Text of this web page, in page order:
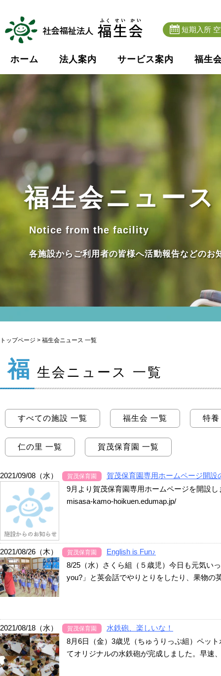
短期入所
ホーム 法人案内 サービス案内 福生
福生会ニュース
Notice from the facility
各施設からご利用者の皆様へ活動報告などのお
トップページ > 福生会ニュース 一覧
福 生会ニュース 一覧
すべての施設 一覧 福生会 一覧 特
仁の里 一覧 賀茂保育園 一覧
2021/09/08（水） 賀茂保育園
賀茂保育園専用ホームページ開設
9月より賀茂保育園専用ホームページを開設
misasa-kamo-hoikuen.edumap.jp/
2021/08/26（木） 賀茂保育園
English is Fun♪
8/25（水）さくら組（５歳児）今日も元気い
you?」と英会話でやりとりをしたり、果物の
2021/08/18（水） 賀茂保育園
水鉄砲、楽しいな！
8月6日（金）3歳児（ちゅうりっぷ組）ペッ
てオリジナルの水鉄砲が完成しました。早速